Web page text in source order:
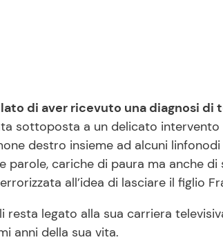
di aver ricevuto una diagnosi di
sottoposta a un delicato
destro insieme ad alcuni
parole, cariche di paura ma anche
all’idea di lasciare il figlio
resta legato alla sua carriera
anni della sua vita.